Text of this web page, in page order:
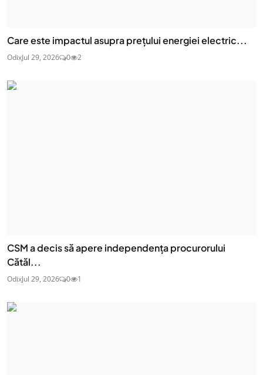
Care este impactul asupra prețului energiei electric...
OdixJul 29, 2026 0 2
CSM a decis să apere independența procurorului
Cătăl...
OdixJul 29, 2026 0 1